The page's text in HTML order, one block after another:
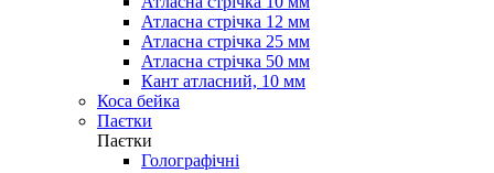
Атласна стрічка 12 мм
Атласна стрічка 25 мм
Атласна стрічка 50 мм
Кант атласний, 10 мм
Коса бейка
Паєтки
Паєтки
Голографічні